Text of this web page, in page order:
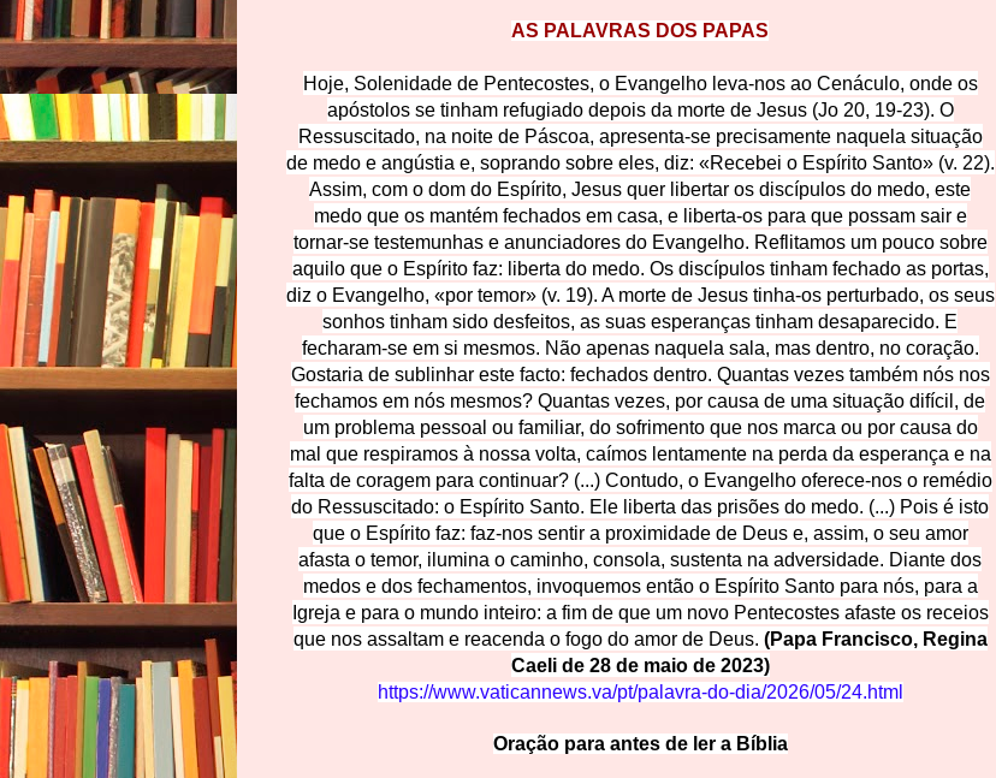
AS PALAVRAS DOS PAPAS
Hoje, Solenidade de Pentecostes, o Evangelho leva-nos ao Cenáculo, onde os
apóstolos se tinham refugiado depois da morte de Jesus (Jo 20, 19-23). O
Ressuscitado, na noite de Páscoa, apresenta-se precisamente naquela situação
de medo e angústia e, soprando sobre eles, diz: «Recebei o Espírito Santo» (v. 22).
Assim, com o dom do Espírito, Jesus quer libertar os discípulos do medo, este
medo que os mantém fechados em casa, e liberta-os para que possam sair e
tornar-se testemunhas e anunciadores do Evangelho. Reflitamos um pouco sobre
aquilo que o Espírito faz: liberta do medo. Os discípulos tinham fechado as portas,
diz o Evangelho, «por temor» (v. 19). A morte de Jesus tinha-os perturbado, os seus
sonhos tinham sido desfeitos, as suas esperanças tinham desaparecido. E
fecharam-se em si mesmos. Não apenas naquela sala, mas dentro, no coração.
Gostaria de sublinhar este facto: fechados dentro. Quantas vezes também nós nos
fechamos em nós mesmos? Quantas vezes, por causa de uma situação difícil, de
um problema pessoal ou familiar, do sofrimento que nos marca ou por causa do
mal que respiramos à nossa volta, caímos lentamente na perda da esperança e na
falta de coragem para continuar? (...) Contudo, o Evangelho oferece-nos o remédio
do Ressuscitado: o Espírito Santo. Ele liberta das prisões do medo. (...) Pois é isto
que o Espírito faz: faz-nos sentir a proximidade de Deus e, assim, o seu amor
afasta o temor, ilumina o caminho, consola, sustenta na adversidade. Diante dos
medos e dos fechamentos, invoquemos então o Espírito Santo para nós, para a
Igreja e para o mundo inteiro: a fim de que um novo Pentecostes afaste os receios
que nos assaltam e reacenda o fogo do amor de Deus. (Papa Francisco, Regina
Caeli de 28 de maio de 2023)
https://www.vaticannews.va/pt/palavra-do-dia/2026/05/24.html
Oração para antes de era Bíblia